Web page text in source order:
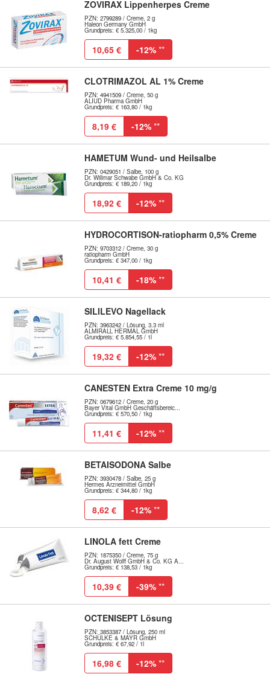
ZOVIRAX Lippenherpes Creme
PZN: 2799289 / Creme, 2 g
Haleon Germany GmbH
Grundpreis: € 5.325,00 / 1kg
10,65 € -12% **
CLOTRIMAZOL AL 1% Creme
PZN: 4941509 / Creme, 50 g
ALIUD Pharma GmbH
Grundpreis: € 163,80 / 1kg
8,19 € -12% **
HAMETUM Wund- und Heilsalbe
PZN: 0429051 / Salbe, 100 g
Dr. Willmar Schwabe GmbH & Co. KG
Grundpreis: € 189,20 / 1kg
18,92 € -12% **
HYDROCORTISON-ratiopharm 0,5% Creme
PZN: 9703312 / Creme, 30 g
ratiopharm GmbH
Grundpreis: € 347,00 / 1kg
10,41 € -18% **
SILILEVO Nagellack
PZN: 3963242 / Lösung, 3.3 ml
ALMIRALL HERMAL GmbH
Grundpreis: € 5.854,55 / 1l
19,32 € -12% **
CANESTEN Extra Creme 10 mg/g
PZN: 0679612 / Creme, 20 g
Bayer Vital GmbH Geschäftsbereic...
Grundpreis: € 570,50 / 1kg
11,41 € -12% **
BETAISODONA Salbe
PZN: 3930478 / Salbe, 25 g
Hermes Arzneimittel GmbH
Grundpreis: € 344,80 / 1kg
8,62 € -12% **
LINOLA fett Creme
PZN: 1875350 / Creme, 75 g
Dr. August Wolff GmbH & Co. KG A...
Grundpreis: € 138,53 / 1kg
10,39 € -39% **
OCTENISEPT Lösung
PZN: 3853387 / Lösung, 250 ml
SCHÜLKE & MAYR GmbH
Grundpreis: € 67,92 / 1l
16,98 € -12% **